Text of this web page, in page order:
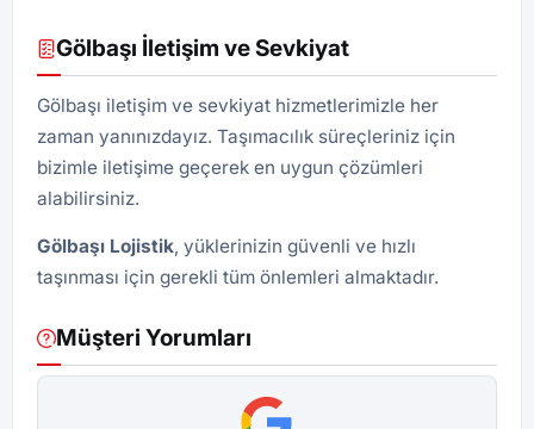
Gölbaşı İletişim ve Sevkiyat
Gölbaşı iletişim ve sevkiyat hizmetlerimizle her
zaman yanınızdayız. Taşımacılık süreçleriniz için
bizimle iletişime geçerek en uygun çözümleri
alabilirsiniz.
Gölbaşı Lojistik, yüklerinizin güvenli ve hızlı
taşınması için gerekli tüm önlemleri almaktadır.
Müşteri Yorumları